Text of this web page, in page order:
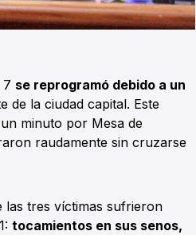
7 se reprogramó debido a un
de la ciudad capital. Este
minuto por Mesa de
raudamente sin cruzarse
las tres víctimas sufrieron
tocamientos en sus senos,